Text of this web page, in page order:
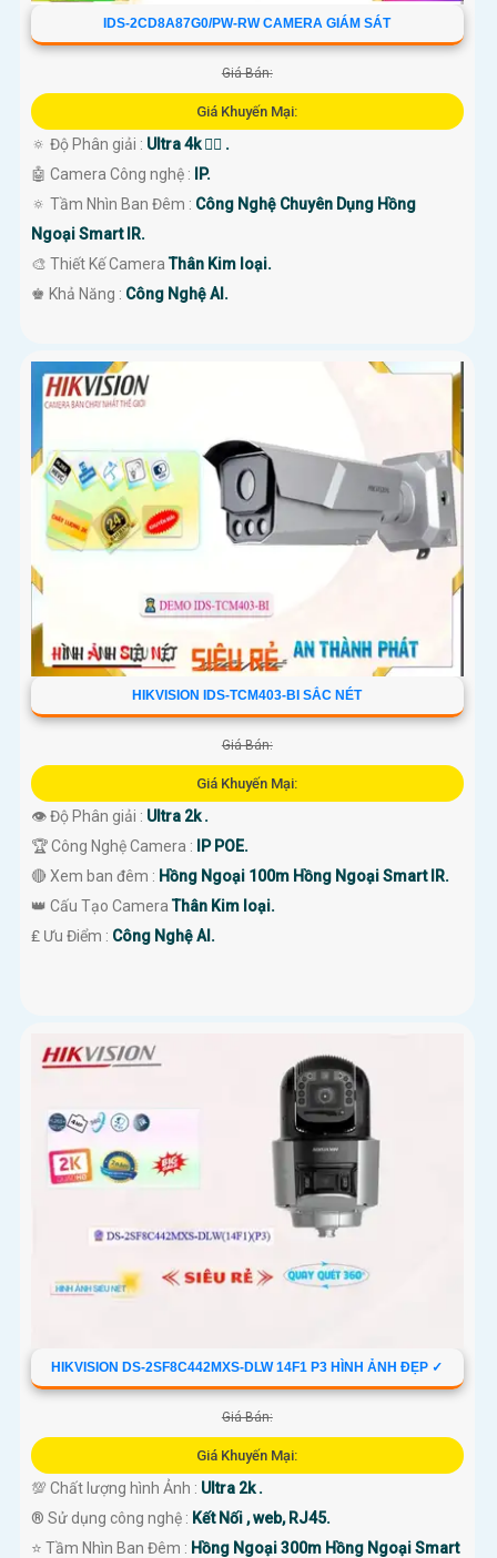
IDS-2CD8A87G0/PW-RW CAMERA GIÁM SÁT
Giá Bán:
Giá Khuyến Mại:
🔅 Độ Phân giải : Ultra 4k 👍🏾 .
🤖️ Camera Công nghệ :
IP.
🔅 Tầm Nhìn Ban Đêm : Công Nghệ Chuyên Dụng Hồng
Ngoại Smart IR.
🎨 Thiết Kế CameraThân Kim loại.
️♚ Khả Năng : Công Nghệ AI.
HIKVISION IDS-TCM403-BI SẮC NÉT
Giá Bán:
Giá Khuyến Mại:
👁 Độ Phân giải : Ultra 2k .
🏆 Công Nghệ Camera :
IP POE.
🔴 Xem ban đêm : Hồng Ngoại 100m Hồng Ngoại Smart IR.
👑 Cấu Tạo CameraThân Kim loại.
️₤ Ưu Điểm : Công Nghệ AI.
HIKVISION DS-2SF8C442MXS-DLW 14F1 P3 HÌNH ẢNH ĐẸP ✓
Giá Bán:
Giá Khuyến Mại:
💯 Chất lượng hình Ảnh : Ultra 2k .
®️ Sử dụng công nghệ : Kết Nối , web, RJ45.
⭐ Tầm Nhìn Ban Đêm : Hồng Ngoại 300m Hồng Ngoại Smart